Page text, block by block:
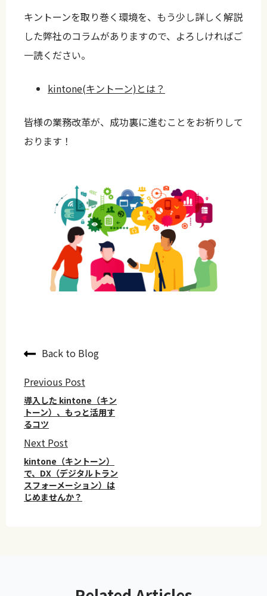
キントーンを取り巻く環境を、もう少し詳しく解説
した弊社のコラムがありますので、よろしければご
一読ください。
kintone(キントーン)とは？
皆様の業務改革が、成功裏に進むことをお祈りして
おります！
Back to Blog
Previous Post
導入した kintone（キン
トーン）、もっと活用す
るコツ
Next Post
kintone（キントーン）
で、DX（デジタルトラン
スフォーメーション）は
じめませんか？